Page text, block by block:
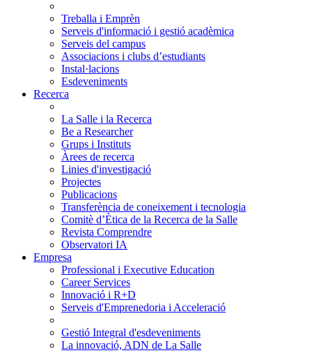
Treballa i Emprèn
Serveis d'informació i gestió acadèmica
Serveis del campus
Associacions i clubs d’estudiants
Instal·lacions
Esdeveniments
Recerca
La Salle i la Recerca
Be a Researcher
Grups i Instituts
Àrees de recerca
Linies d'investigació
Projectes
Publicacions
Transferència de coneixement i tecnologia
Comitè d’Ètica de la Recerca de la Salle
Revista Comprendre
Observatori IA
Empresa
Professional i Executive Education
Career Services
Innovació i R+D
Serveis d'Emprenedoria i Acceleració
Gestió Integral d'esdeveniments
La innovació, ADN de La Salle